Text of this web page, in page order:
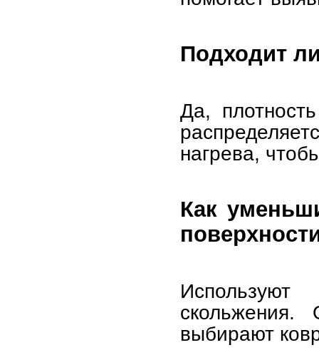
Подходит
Да,
нагрева,
Как
скольжения.
выбирают